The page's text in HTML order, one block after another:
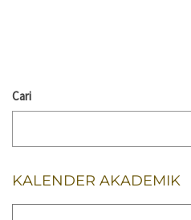
Cari
KALENDER AKADEMIK